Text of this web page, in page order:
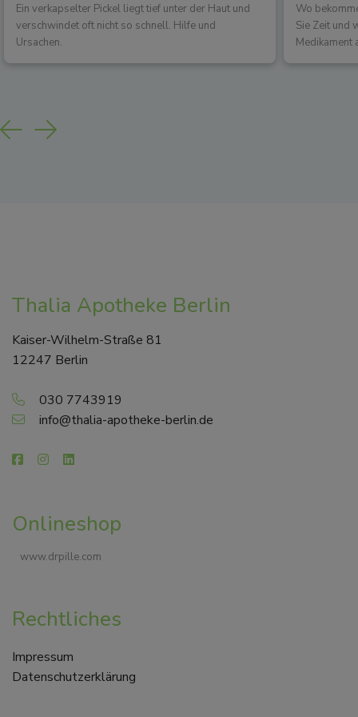
Ein verkapselter Pickel liegt tief unter der Haut und
verschwindet oft nicht so schnell. Hilfe und
Ursachen.
Wo
Sie Zeit und
Medikament
Previous
Next
Thalia Apotheke Berlin
Kaiser-Wilhelm-Straße 81
12247 Berlin
030 7743919
info@thalia-apotheke-berlin.de
Onlineshop
www.drpille.com
Rechtliches
Impressum
Datenschutzerklärung